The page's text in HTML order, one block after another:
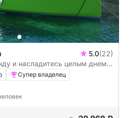
5.0(22)
и насладитесь целым днем
яхте.Супер владелец